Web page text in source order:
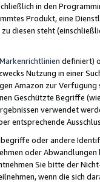
in den
Produkt, eine
diesen steht
Markenrichtlinien definiert)
Nutzung in einer
Amazon zur
Geschützte Begriffe
verwendet
entsprechende
oder andere
oder
Sie bitte der
wenn die sich